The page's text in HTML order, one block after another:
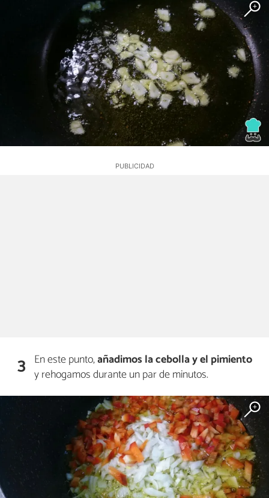
3 En este punto,añadimos la cebolla y el pimiento
y rehogamos durante un par de minutos.